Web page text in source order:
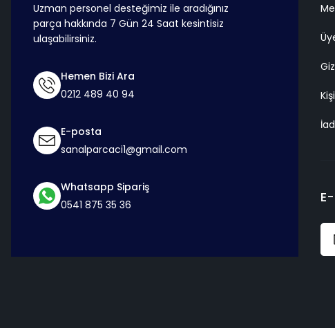
Uzman personel desteğimiz ile aradığınız
parça hakkında 7 Gün 24 Saat kesintisiz
ulaşabilirsiniz.
Hemen Bizi Ara
0212 489 40 94
E-posta
sanalparcaci1@gmail.com
Whatsapp Sipariş
0541 875 35 36